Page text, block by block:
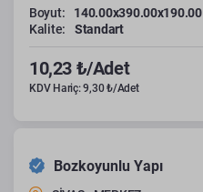
Boyut:
140.00x390.00x190.00
Kalite:
Standart
10,23 ₺/Adet
KDV Hariç: 9,30 ₺/Adet
Bozkoyunlu Yapı